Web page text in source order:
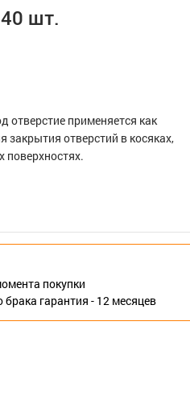
шт.
отверстие применяется как
закрытия отверстий в косяках,
поверхностях.
покупки
брака гарантия - 12 месяцев